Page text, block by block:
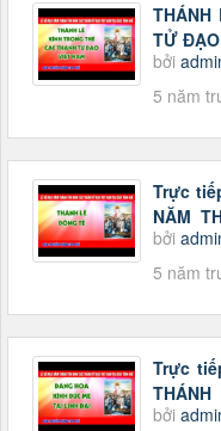
THÁNH
TỬ ĐẠO
bởi
5 năm
Trực
NĂM
ĐẠO...
bởi
5 năm
Trực
VIỆT...
bởi